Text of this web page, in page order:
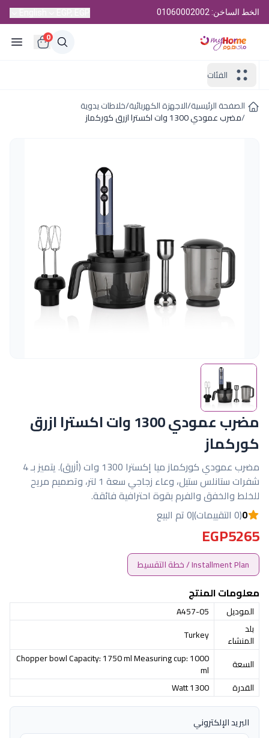
الخط الساخن: 01060002002
0
الفئات
الصفحة الرئيسية/الاجهزة الكهربائية/خلاطات يدوية
/مضرب عمودي 1300 وات اكسترا ازرق كوركماز
مضرب عمودي 1300 وات اكسترا ازرق
كوركماز
مضرب عمودي كوركماز ميا إكسترا 1300 وات (أزرق). يتميز بـ 4
شفرات ستانلس ستيل، وعاء زجاجي سعة 1 لتر، وتصميم مريح
للخلط والخفق والفرم بقوة احترافية فائقة.
0(0 التقييمات) |0 تم البيع
EGP5265
Installment Plan / خطة التقسيط
معلومات المنتج
الموديل
A457-05
بلد
المنشاء
Turkey
السعة
Chopper bowl Capacity: 1750 ml Measuring cup: 1000
ml
القدرة
1300 Watt
البريد الإلكتروني